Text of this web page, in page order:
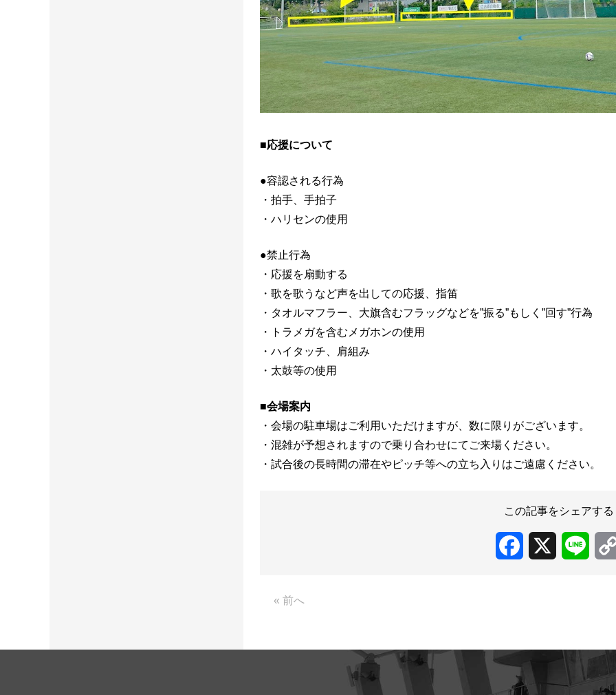
■応援について
●容認される行為
・拍手、手拍子
・ハリセンの使用
●禁止行為
・応援を扇動する
・歌を歌うなど声を出しての応援、指笛
・タオルマフラー、大旗含むフラッグなどを”振る”もしく”回す”行為
・トラメガを含むメガホンの使用
・ハイタッチ、肩組み
・太鼓等の使用
■会場案内
・会場の駐車場はご利用いただけますが、数に限りがございます。
・混雑が予想されますので乗り合わせにてご来場ください。
・試合後の長時間の滞在やピッチ等への立ち入りはご遠慮ください。
この記事をシェアする
Facebook Line
« 前へ